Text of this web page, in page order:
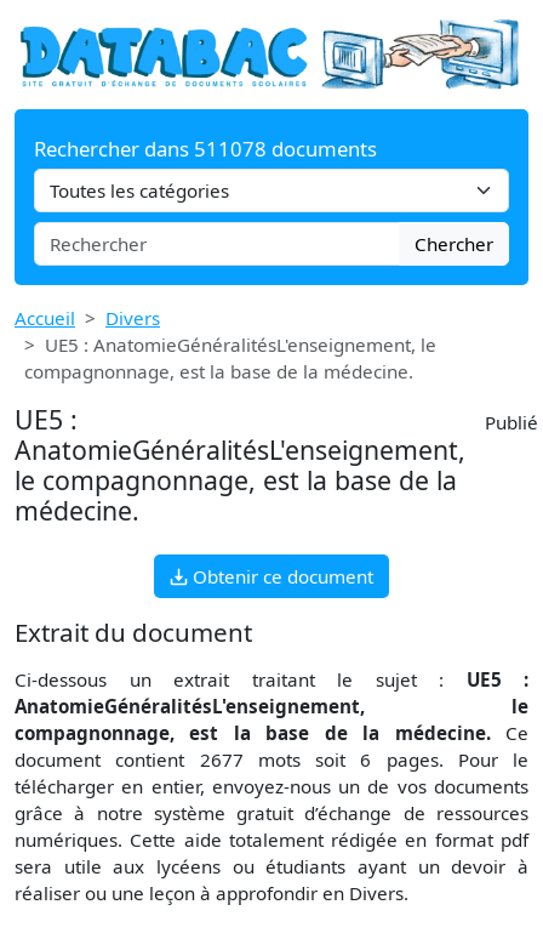
Rechercher dans 511078 documents
Chercher
Accueil
Divers
UE5 : AnatomieGénéralitésL'enseignement, le
compagnonnage, est la base de la médecine.
UE5 :
AnatomieGénéralitésL'enseignement,
le compagnonnage, est la base de la
médecine.
Obtenir ce document
Extrait du document
Ci-dessous un extrait traitant le sujet : UE5 :
AnatomieGénéralitésL'enseignement, le
compagnonnage, est la base de la médecine.Ce
document contient 2677 mots soit 6 pages. Pour le
télécharger en entier, envoyez-nous un de vos documents
grâce à notre système gratuit d’échange de ressources
numériques. Cette aide totalement rédigée en format pdf
sera utile aux lycéens ou étudiants ayant un devoir à
réaliser ou une leçon à approfondir en Divers.